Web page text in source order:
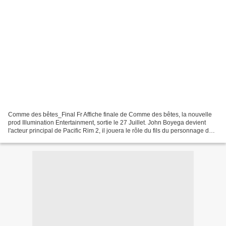
Comme des bêtes_Final Fr Affiche finale de Comme des bêtes, la nouvelle
prod Illumination Entertainment, sortie le 27 Juillet. John Boyega devient
l'acteur principal de Pacific Rim 2, il jouera le rôle du fils du personnage de